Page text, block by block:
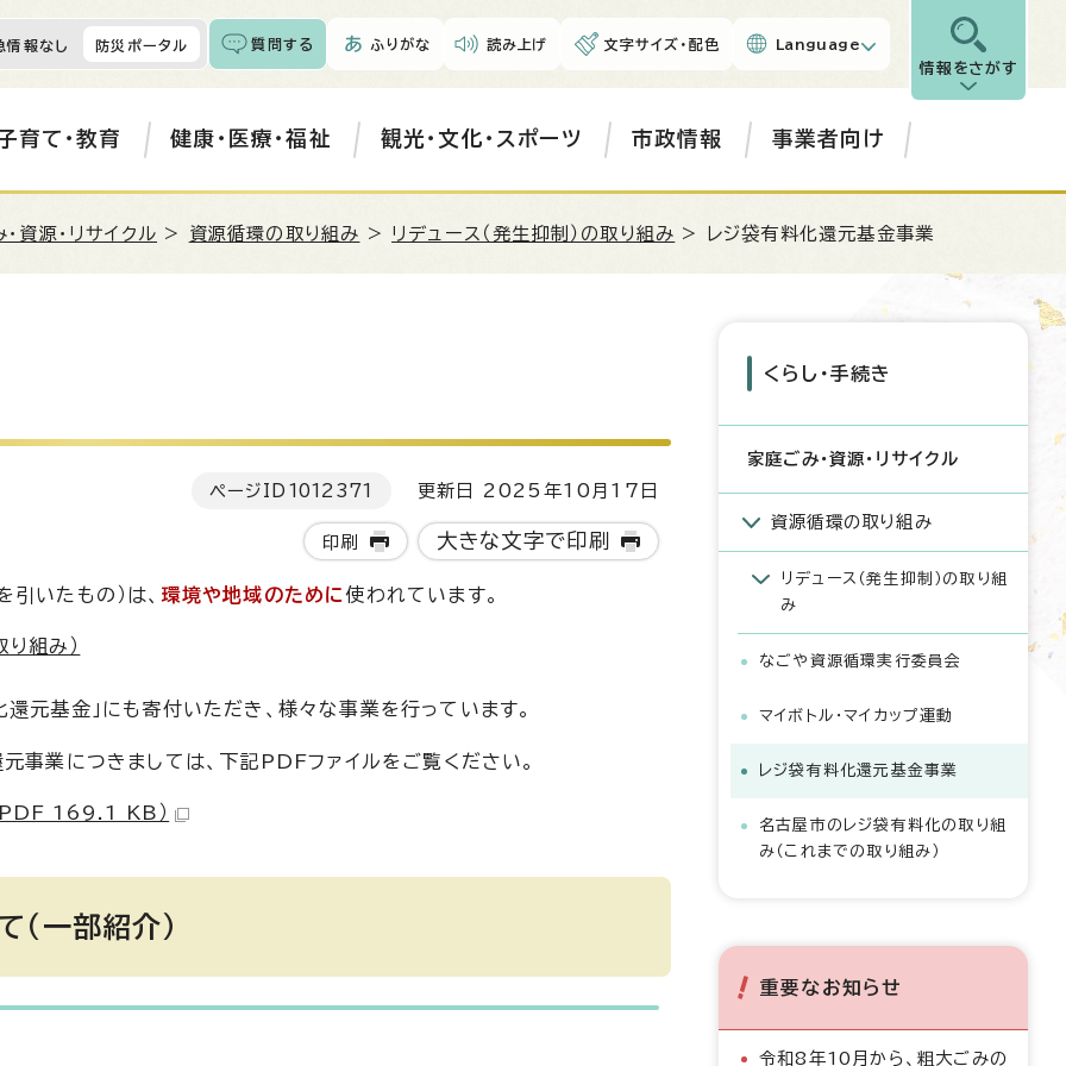
情報なし 防災ポータル 質問する ふりがな 読み上げ 文字サイズ・配色 Language
情報をさがす
育て・教育 健康・医療・福祉 観光・文化・スポーツ 市政情報 事業者向け
資源・リサイクル > 資源循環の取り組み > リデュース（発生抑制）の取り組み > レジ袋有料化還元基金事業
ページID 1012371 更新日 2025年10月17日
印刷 大きな文字で印刷
いたもの）は、 環境や地域のために使われています。
組み）
元基金」にも寄付いただき、様々な事業を行っています。
事業につきましては、下記PDFファイルをご覧ください。
PDF 169.1 KB）
一部紹介）
くらし・手続き
家庭ごみ・資源・リサイクル
資源循環の取り組み
リデュース（発生抑制）の取り組
み
なごや資源循環実行委員会
マイボトル・マイカップ運動
レジ袋有料化還元基金事業
名古屋市のレジ袋有料化の取り組
み（これまでの取り組み）
重要なお知らせ
令和8年10月から、粗大ごみの